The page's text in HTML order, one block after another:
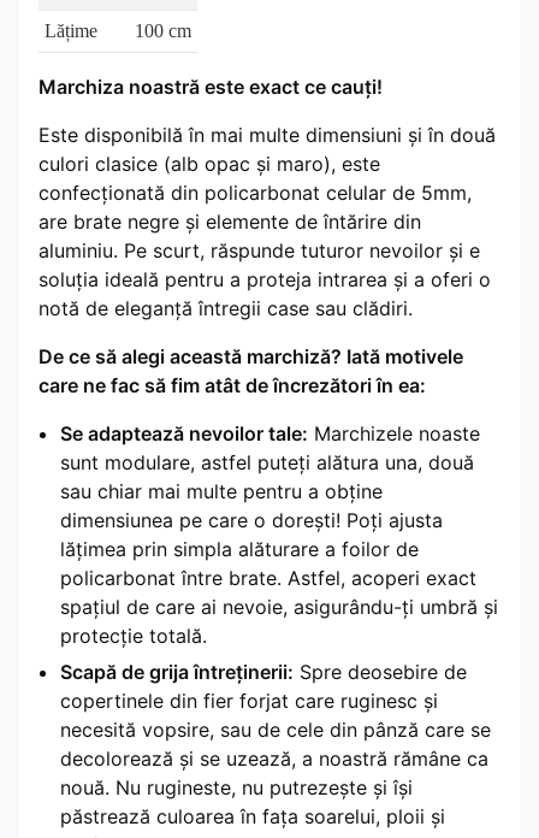
Lățime 100 cm
Marchiza noastră este exact ce cauți!
Este disponibilă în mai multe dimensiuni și în două
culori clasice (alb opac și maro), este
confecționată din policarbonat celular de 5mm,
are brate negre și elemente de întărire din
aluminiu. Pe scurt, răspunde tuturor nevoilor și e
soluția ideală pentru a proteja intrarea și a oferi o
notă de eleganță întregii case sau clădiri.
De ce să alegi această marchiză? Iată motivele
care ne fac să fim atât de încrezători în ea:
Se adaptează nevoilor tale: Marchizele noaste
sunt modulare, astfel puteți alătura una, două
sau chiar mai multe pentru a obține
dimensiunea pe care o dorești! Poți ajusta
lățimea prin simpla alăturare a foilor de
policarbonat între brate. Astfel, acoperi exact
spațiul de care ai nevoie, asigurându-ți umbră și
protecție totală.
Scapă de grija întreținerii: Spre deosebire de
copertinele din fier forjat care ruginesc și
necesită vopsire, sau de cele din pânză care se
decolorează și se uzează, a noastră rămâne ca
nouă. Nu rugineste, nu putrezește și își
păstrează culoarea în fața soarelui, ploii și